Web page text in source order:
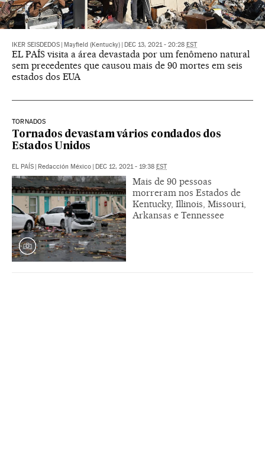
IKER SEISDEDOS Mayfield (Kentucky) DEC 13, 2021 - 20:28 EST
EL PAÍS visita a área devastada por um fenômeno natural
sem precedentes que causou mais de 90 mortes em seis
estados dos EUA
TORNADOS
Tornados devastam vários condados dos
Estados Unidos
EL PAÍS Redacción México DEC 12, 2021 - 19:38 EST
Mais de 90 pessoas
morreram nos Estados de
Kentucky, Illinois, Missouri,
Arkansas e Tennessee